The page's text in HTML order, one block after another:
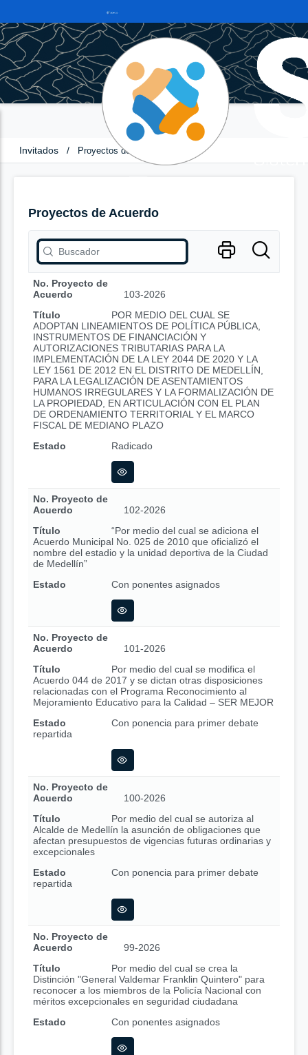
Invitados / Proyectos de Acuerdo
Proyectos de Acuerdo
No. Proyecto de
Acuerdo
103-2026
Título
POR MEDIO DEL CUAL SE
ADOPTAN LINEAMIENTOS DE POLÍTICA PÚBLICA,
INSTRUMENTOS DE FINANCIACIÓN Y
AUTORIZACIONES TRIBUTARIAS PARA LA
IMPLEMENTACIÓN DE LA LEY 2044 DE 2020 Y LA
LEY 1561 DE 2012 EN EL DISTRITO DE MEDELLÍN,
PARA LA LEGALIZACIÓN DE ASENTAMIENTOS
HUMANOS IRREGULARES Y LA FORMALIZACIÓN DE
LA PROPIEDAD, EN ARTICULACIÓN CON EL PLAN
DE ORDENAMIENTO TERRITORIAL Y EL MARCO
FISCAL DE MEDIANO PLAZO
Estado
Radicado
No. Proyecto de
Acuerdo
102-2026
Título
“Por medio del cual se adiciona el
Acuerdo Municipal No. 025 de 2010 que oficializó el
nombre del estadio y la unidad deportiva de la Ciudad
de Medellín”
Estado
Con ponentes asignados
No. Proyecto de
Acuerdo
101-2026
Título
Por medio del cual se modifica el
Acuerdo 044 de 2017 y se dictan otras disposiciones
relacionadas con el Programa Reconocimiento al
Mejoramiento Educativo para la Calidad – SER MEJOR
Estado
Con ponencia para primer debate
repartida
No. Proyecto de
Acuerdo
100-2026
Título
Por medio del cual se autoriza al
Alcalde de Medellín la asunción de obligaciones que
afectan presupuestos de vigencias futuras ordinarias y
excepcionales
Estado
Con ponencia para primer debate
repartida
No. Proyecto de
Acuerdo
99-2026
Título
Por medio del cual se crea la
Distinción "General Valdemar Franklin Quintero" para
reconocer a los miembros de la Policía Nacional con
méritos excepcionales en seguridad ciudadana
Estado
Con ponentes asignados